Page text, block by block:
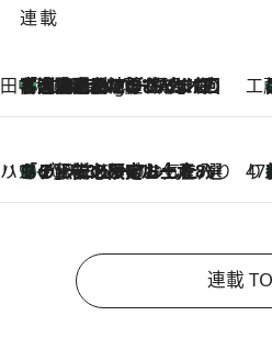
連載
田中稲の勝手に再ブーム
1 Hour Ago
「湘南乃風に憧れて」観客大盛上がりの“タオル回し”に、ラッパー顔負けの高速歌唱まで…さだまさし（74）のアグレッシブすぎる現在地 工【ハ
ハワイ賢者 リサのお気に入りリスト2026.8.6
あの伝説の限定トートも！ リニューアルした「ディーン＆デルーカ ハワイ」で必須のお土産8選 47都【
連載